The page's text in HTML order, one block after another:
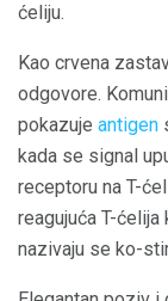
ćeliju.
Kao crvena
odgovore.
pokazuje antigen
kada se signal
receptoru na T-
reagujuća T-
nazivaju se ko-